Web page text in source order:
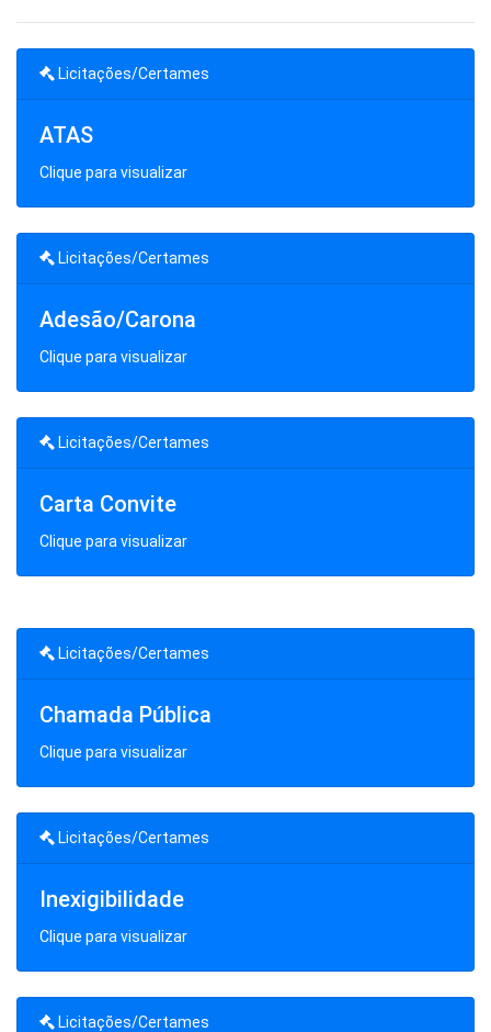
Licitações/Certames
ATAS
Clique para visualizar
Licitações/Certames
Adesão/Carona
Clique para visualizar
Licitações/Certames
Carta Convite
Clique para visualizar
Licitações/Certames
Chamada Pública
Clique para visualizar
Licitações/Certames
Inexigibilidade
Clique para visualizar
Licitações/Certames